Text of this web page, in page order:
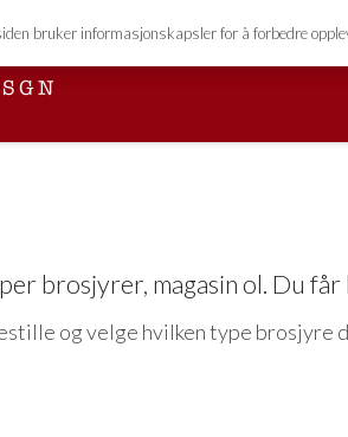
marianne@honeybeedesign.no
brosjyrer, magasin ol. Du
og velge hvilken type brosjyre
bruker informasjonskapsler for å forbedre